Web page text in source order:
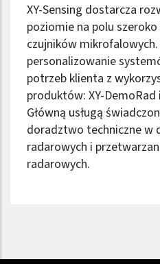
XY-Sensing dostarcza
poziomie na polu
czujników
personalizowanie
potrzeb klienta z
produktów: XY-DemoRad
Główną usługą
doradztwo techniczne w
radarowych i
radarowych.